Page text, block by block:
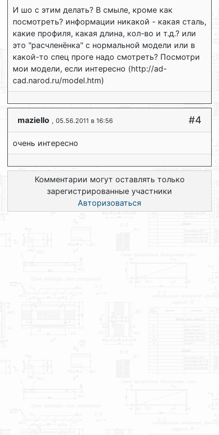
И шо с этим делать? В смыле, кроме как
посмотреть? информации никакой - какая сталь,
какие профиля, какая длина, кол-во и т.д.? или
это "расчленёнка" с нормальной модели или в
какой-то спец проге надо смотреть? Посмотри
мои модели, если интересно (http://ad-
cad.narod.ru/model.htm)
maziello , 05.56.2011 в 16:56 #4
очень интересно
Комментарии могут оставлять только
зарегистрированные участники
Авторизоваться